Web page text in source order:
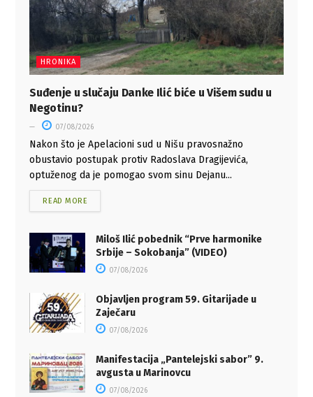
HRONIKA
Suđenje u slučaju Danke Ilić biće u Višem sudu u
Negotinu?
07/08/2026
Nakon što je Apelacioni sud u Nišu pravosnažno
obustavio postupak protiv Radoslava Dragijevića,
optuženog da je pomogao svom sinu Dejanu...
READ MORE
Miloš Ilić pobednik “Prve harmonike
Srbije – Sokobanja” (VIDEO)
07/08/2026
Objavljen program 59. Gitarijade u
Zaječaru
07/08/2026
Manifestacija „Pantelejski sabor” 9.
avgusta u Marinovcu
07/08/2026